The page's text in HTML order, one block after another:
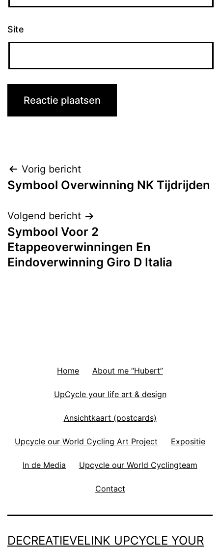
Site
Bericht
navigatie
Vorig bericht
Symbool Overwinning NK Tijdrijden
Volgend bericht
Symbool Voor 2
Etappeoverwinningen En
Eindoverwinning Giro D Italia
Home About me “Hubert”
UpCycle your life art & design
Ansichtkaart (postcards)
Upcycle our World Cycling Art Project Expositie
In de Media Upcycle our World Cyclingteam
Contact
DECREATIEVELINK UPCYCLE YOUR